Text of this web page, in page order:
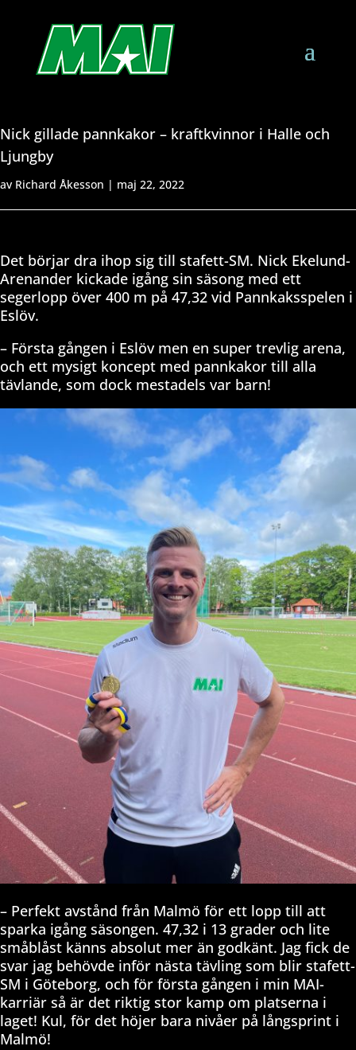
Nick gillade pannkakor – kraftkvinnor i Halle och
Ljungby
av Richard Åkesson | maj 22, 2022
Det börjar dra ihop sig till stafett-SM. Nick Ekelund-
Arenander kickade igång sin säsong med ett
segerlopp över 400 m på 47,32 vid Pannkaksspelen i
Eslöv.
– Första gången i Eslöv men en super trevlig arena,
och ett mysigt koncept med pannkakor till alla
tävlande, som dock mestadels var barn!
– Perfekt avstånd från Malmö för ett lopp till att
sparka igång säsongen. 47,32 i 13 grader och lite
småblåst känns absolut mer än godkänt. Jag fick de
svar jag behövde inför nästa tävling som blir stafett-
SM i Göteborg, och för första gången i min MAI-
karriär så är det riktig stor kamp om platserna i
laget! Kul, för det höjer bara nivåer på långsprint i
Malmö!